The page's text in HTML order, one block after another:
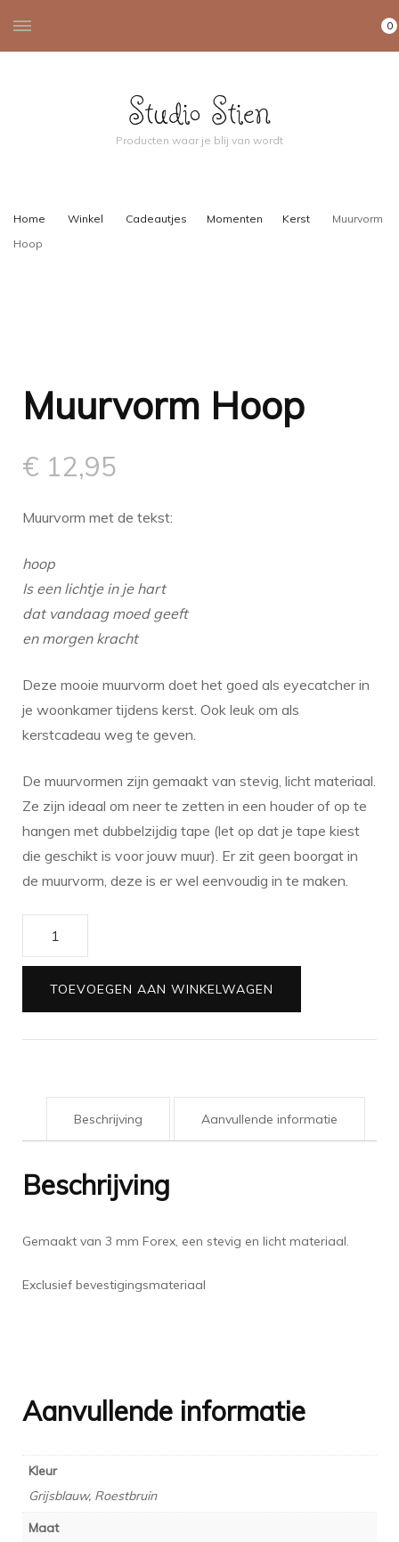
0
Studio Stien
Producten waar je blij van wordt
Home Winkel Cadeautjes Momenten Kerst
Muurvorm
Hoop
Muurvorm Hoop
€ 12,95
Muurvorm met de tekst:
hoop
Is een lichtje in je hart
dat vandaag moed geeft
en morgen kracht
Deze mooie muurvorm doet het goed als eyecatcher in
je woonkamer tijdens kerst. Ook leuk om als
kerstcadeau weg te geven.
De muurvormen zijn gemaakt van stevig, licht materiaal.
Ze zijn ideaal om neer te zetten in een houder of op te
hangen met dubbelzijdig tape (let op dat je tape kiest
die geschikt is voor jouw muur). Er zit geen boorgat in
de muurvorm, deze is er wel eenvoudig in te maken.
TOEVOEGEN AAN WINKELWAGEN
Beschrijving Aanvullende informatie
Beschrijving
Gemaakt van 3 mm Forex, een stevig en licht materiaal.
Exclusief bevestigingsmateriaal
Aanvullende informatie
Kleur
Grijsblauw, Roestbruin
Maat